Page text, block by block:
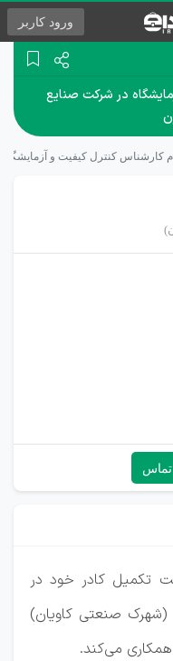
ورود کاربر
در شرکت صنایع
کارشناس کنترل کیفیت و
تماس
تکمیل کادر خود در
(شهرک صنعتی کاویان)
می‌کند.